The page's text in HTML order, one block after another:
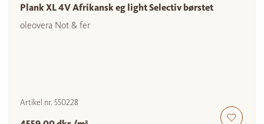
Plank XL 4V Afrikansk eg light Selectiv børstet
oleovera Not & fer
Artikel nr. 550228